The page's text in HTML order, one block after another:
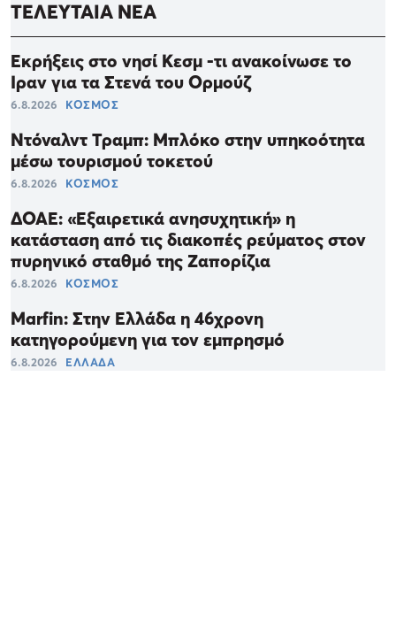
ΤΕΛΕΥΤΑΙΑ ΝΕΑ
Εκρήξεις στο νησί Κεσμ -τι ανακοίνωσε το
Ιραν για τα Στενά του Ορμούζ
6.8.2026 ΚΟΣΜΟΣ
Ντόναλντ Τραμπ: Μπλόκο στην υπηκοότητα
μέσω τουρισμού τοκετού
6.8.2026 ΚΟΣΜΟΣ
ΔΟΑΕ: «Εξαιρετικά ανησυχητική» η
κατάσταση από τις διακοπές ρεύματος στον
πυρηνικό σταθμό της Ζαπορίζια
6.8.2026 ΚΟΣΜΟΣ
Marfin: Στην Ελλάδα η 46χρονη
κατηγορούμενη για τον εμπρησμό
6.8.2026 ΕΛΛΑΔΑ